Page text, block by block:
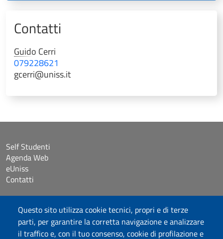
Questo sito utilizza cookie tecnici, propri e di terze
parti, per garantire la corretta navigazione e analizzare
il traffico e, con il tuo consenso, cookie di profilazione e
Contatti
Guido Cerri
079228621
gcerri@uniss.it
Self Studenti
Agenda Web
eUniss
Contatti
Accessibilità
Dichiarazione di accessibilità
Cookie settings